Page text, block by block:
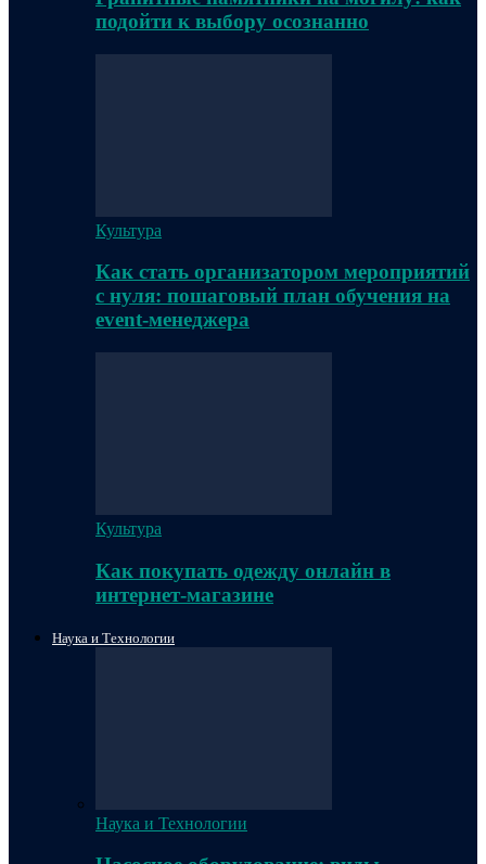
подойти к выбору осознанно
Культура
Как стать организатором мероприятий
с нуля: пошаговый план обучения на
event-менеджера
Культура
Как покупать одежду онлайн в
интернет-магазине
Наука и Технологии
Наука и Технологии